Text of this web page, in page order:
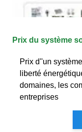
Prix du système
Prix d''un
liberté
domaines, les
entreprises